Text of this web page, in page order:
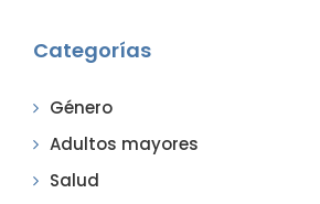
Categorías
Género
Adultos mayores
Salud